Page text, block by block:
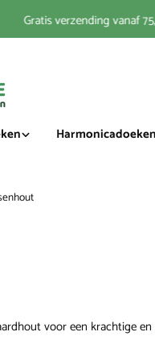
Gratis verzending vanaf
Harmonicadoeken
voor een krachtige